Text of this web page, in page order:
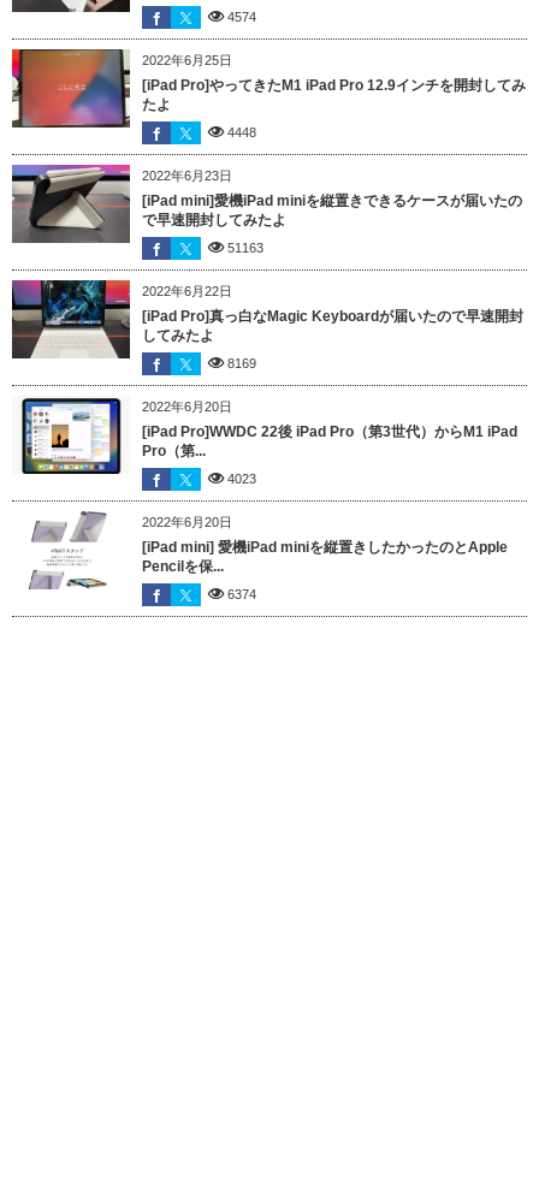
4574
2022年6月25日
[iPad Pro]やってきたM1 iPad Pro 12.9インチを開封してみ
たよ
4448
2022年6月23日
[iPad mini]愛機iPad miniを縦置きできるケースが届いたの
で早速開封してみたよ
51163
2022年6月22日
[iPad Pro]真っ白なMagic Keyboardが届いたので早速開封
してみたよ
8169
2022年6月20日
[iPad Pro]WWDC 22後 iPad Pro（第3世代）からM1 iPad
Pro（第...
4023
2022年6月20日
[iPad mini] 愛機iPad miniを縦置きしたかったのとApple
Pencilを保...
6374